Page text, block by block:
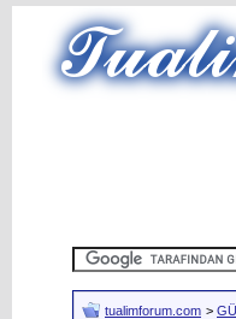
tualimforum.com >